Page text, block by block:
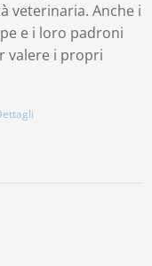
veterinaria. Anche i
e i loro padroni
valere i propri